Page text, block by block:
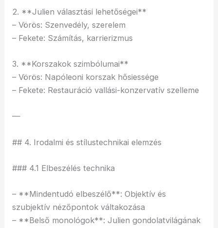
2. **Julien választási lehetőségei**
– Vörös: Szenvedély, szerelem
– Fekete: Számítás, karrierizmus
3. **Korszakok szimbólumai**
– Vörös: Napóleoni korszak hősiessége
– Fekete: Restauráció vallási-konzervatív szelleme
—
## 4. Irodalmi és stílustechnikai elemzés
### 4.1 Elbeszélés technika
– **Mindentudó elbeszélő**: Objektív és
szubjektív nézőpontok váltakozása
– **Belső monológok**: Julien gondolatvilágának